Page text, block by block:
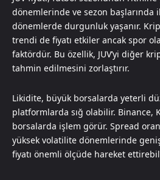
dönemlerinde ve sezon başlarında
dönemlerde durgunluk yaşanır.
trendi de fiyatı etkiler ancak spor
faktördür. Bu özellik, JUV’yi diğer
tahmin edilmesini zorlaştırır.
Likidite, büyük borsalarda yeterli
platformlarda sığ olabilir. Binance,
borsalarda işlem görür. Spread
yüksek volatilite dönemlerinde
fiyatı önemli ölçüde hareket